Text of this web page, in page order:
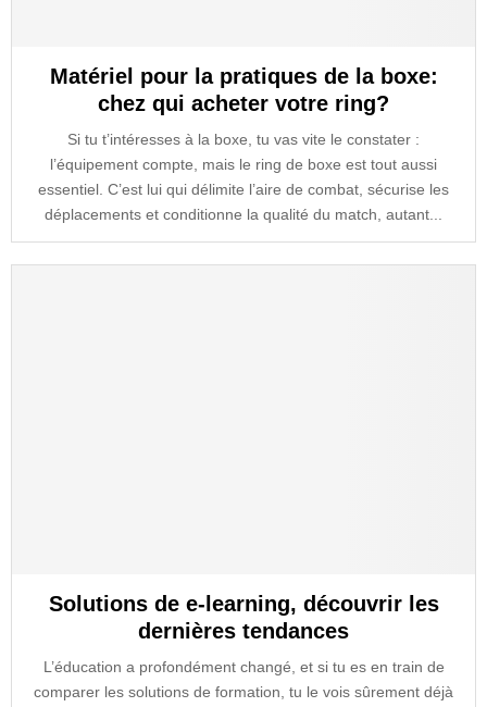
Matériel pour la pratiques de la boxe:
chez qui acheter votre ring?
Si tu t’intéresses à la boxe, tu vas vite le constater :
l’équipement compte, mais le ring de boxe est tout aussi
essentiel. C’est lui qui délimite l’aire de combat, sécurise les
déplacements et conditionne la qualité du match, autant...
Solutions de e-learning, découvrir les
dernières tendances
L’éducation a profondément changé, et si tu es en train de
comparer les solutions de formation, tu le vois sûrement déjà